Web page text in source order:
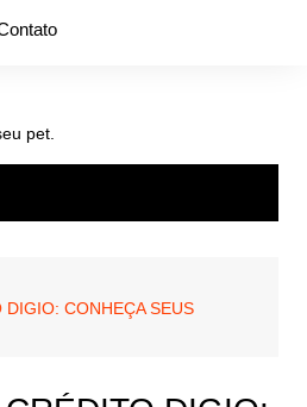
pet.
CONHEÇA SEUS